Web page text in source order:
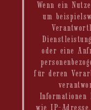
Wenn ein
um
oder eine
für deren
Informationen